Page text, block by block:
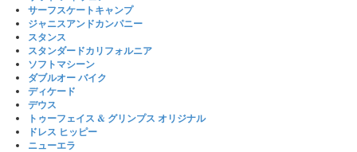
サーフスケートキャンプ
ジャニスアンドカンパニー
スタンス
スタンダードカリフォルニア
ソフトマシーン
ダブルオー バイク
ディケード
デウス
トゥーフェイス & グリンプス オリジナル
ドレス ヒッピー
ニューエラ